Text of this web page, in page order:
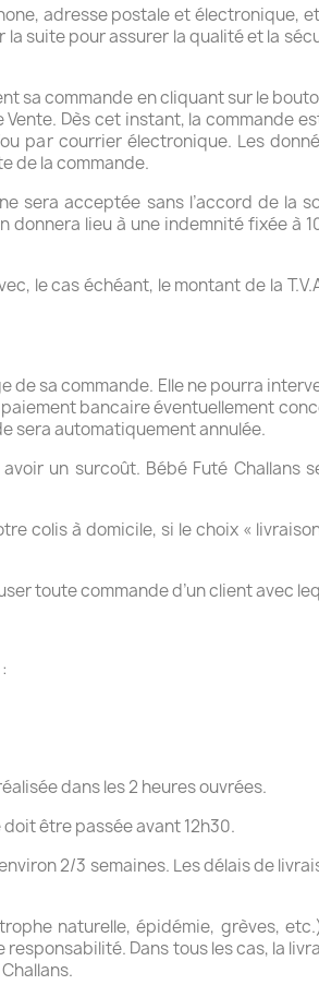
adresse postale et électronique,
suite pour assurer la qualité et la
commande en cliquant sur le
Dès cet instant, la commande
par courrier électronique. Les
de la commande.
sera acceptée sans l’accord de la
lieu à une indemnité fixée à
le cas échéant, le montant de la
sa commande. Elle ne pourra
bancaire éventuellement
sera automatiquement annulée.
un surcoût. Bébé Futé
colis à domicile, si le choix «
toute commande d’un client avec
dans les 2 heures ouvrées.
être passée avant 12h30.
2/3 semaines. Les délais de
naturelle, épidémie, grèves,
Dans tous les cas, la